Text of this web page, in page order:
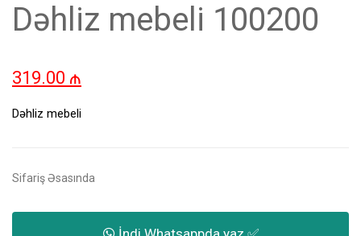
Dəhliz mebeli 100200
319.00 ₼
Dəhliz mebeli
Sifariş Əsasında